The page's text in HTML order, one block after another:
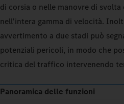
di corsia o nelle manovre di
nell'intera gamma di velocità.
avvertimento a due stadi può
potenziali pericoli, in modo che
critica del traffico intervenendo
Panoramica delle funzioni